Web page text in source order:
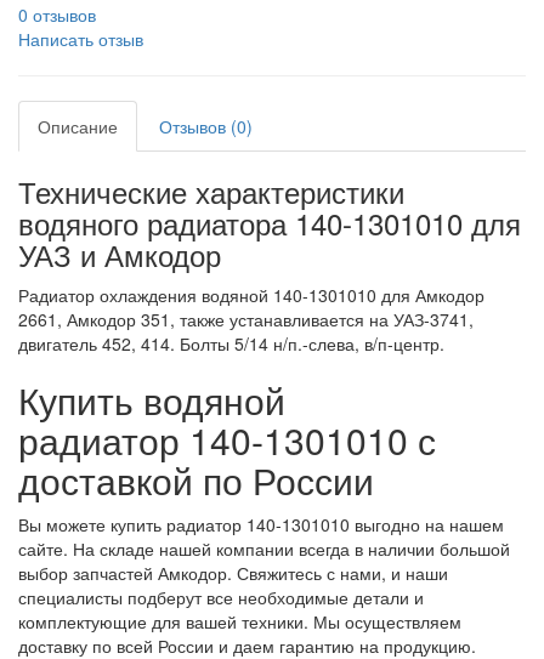
0 отзывов
Написать отзыв
Описание Отзывов (0)
Технические характеристики
водяного радиатора 140-1301010 для
УАЗ и Амкодор
Радиатор охлаждения водяной 140-1301010 для Амкодор
2661, Амкодор 351, также устанавливается на УАЗ-3741,
двигатель 452, 414. Болты 5/14 н/п.-слева, в/п-центр.
Купить водяной
радиатор 140-1301010 с
доставкой по России
Вы можете купить радиатор 140-1301010 выгодно на нашем
сайте. На складе нашей компании всегда в наличии большой
выбор запчастей Амкодор. Свяжитесь с нами, и наши
специалисты подберут все необходимые детали и
комплектующие для вашей техники. Мы осуществляем
доставку по всей России и даем гарантию на продукцию.